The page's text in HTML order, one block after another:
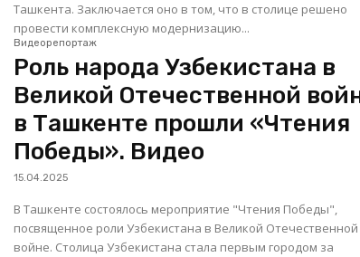
Ташкента. Заключается оно в том, что в столице решено
провести комплексную модернизацию...
Видеорепортаж
Роль народа Узбекистана в
Великой Отечественной
в Ташкенте прошли «Чтения
Победы». Видео
15.04.2025
В Ташкенте состоялось мероприятие "Чтения Победы",
посвященное роли Узбекистана в Великой Отечественной
войне. Столица Узбекистана стала первым городом за